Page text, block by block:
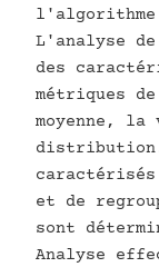
l'algorithme
L'analyse
des
métriques
moyenne,
caractérisés
et de
sont
Analyse